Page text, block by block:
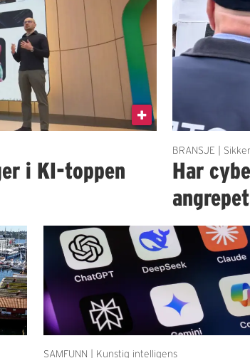
i KI-toppen
BRANSJE |
Har
angrepet
SAMFUNN | Kunstig intelligens